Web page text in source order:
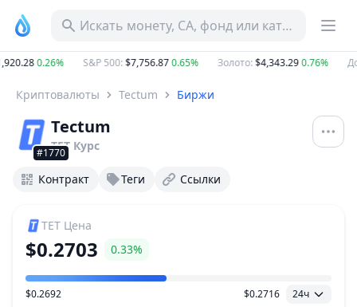
Искать монету, CA, фонд или категорию
0.26% S&P 500:$7,756.870.65% Золото:$4,343.290.76%
Криптовалюты Tectum Биржи
#1770
Tectum
TET Курс
Контракт Теги Ссылки
TET Цена
$0.2703 0.33%
Ценовой диапазон
$0.2692 $0.2716 24ч